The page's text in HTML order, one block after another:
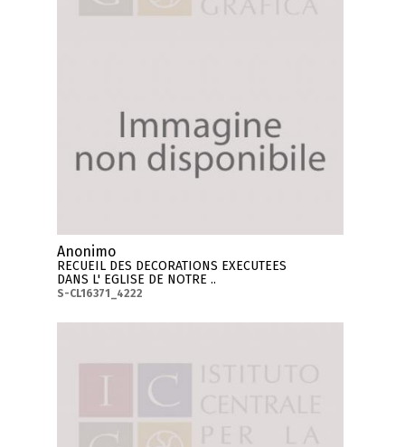
Anonimo
RECUEIL DES DECORATIONS EXECUTEES
DANS L' EGLISE DE NOTRE ..
S-CL16371_4222